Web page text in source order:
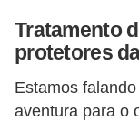
Tratamento
protetores
Estamos
aventura para o
u
o